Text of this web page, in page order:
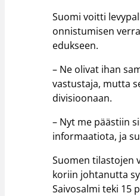
Suomi voitti
onnistumisen
edukseen.
– Ne olivat ihan
vastustaja, mutta
divisioonaan.
– Nyt me päästiin
informaatiota, ja
Suomen tilastojen
koriin johtanutta
Saivosalmi teki 15